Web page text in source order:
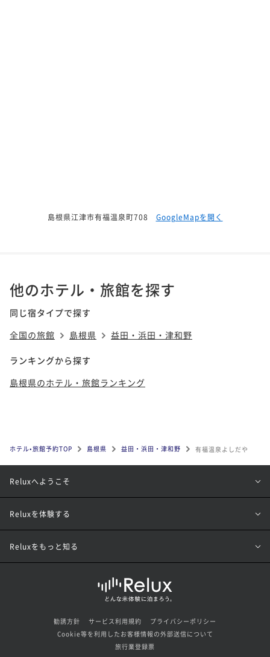
島根県江津市有福温泉町708 GoogleMapを開く
他のホテル・旅館を探す
同じ宿タイプで探す
全国の旅館
島根県 益田・浜田・津和野
ランキングから探す
島根県のホテル・旅館ランキング
ホテル•旅館予約TOP 島根県 益田・浜田・津和野 有福温泉よしだや
Reluxへようこそ
Reluxを体験する
Reluxをもっと知る
勧誘方針 サービス利用規約
プライバシーポリシー
Cookie等を利用したお客様情報の外部送信について
旅行業登録票